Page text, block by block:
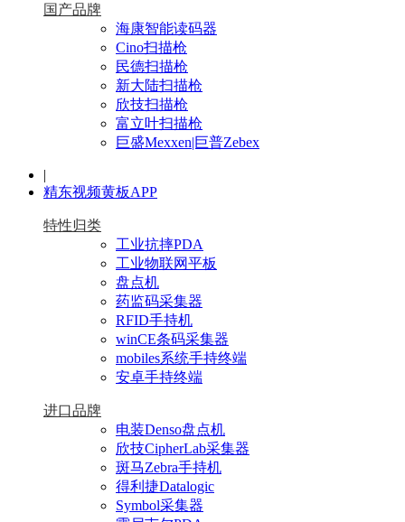
国产品牌
海康智能读码器
Cino扫描枪
民德扫描枪
新大陆扫描枪
欣技扫描枪
富立叶扫描枪
巨盛Mexxen|巨普Zebex
|
精东视频黄板APP
特性归类
工业抗摔PDA
工业物联网平板
盘点机
药监码采集器
RFID手持机
winCE条码采集器
mobiles系统手持终端
安卓手持终端
进口品牌
电装Denso盘点机
欣技CipherLab采集器
斑马Zebra手持机
得利捷Datalogic
Symbol采集器